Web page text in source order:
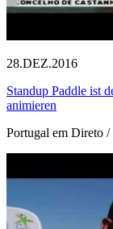
28.DEZ.2016
Standup Paddle ist
animieren
Portugal em Direto /